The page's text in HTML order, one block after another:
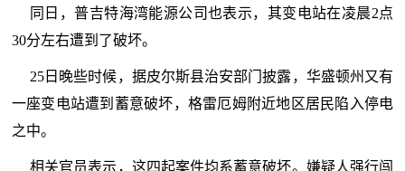
同日，普吉特海湾能源公司也表示，其变电站在凌晨2点
30分左右遭到了破坏。
25日晚些时候，据皮尔斯县治安部门披露，华盛顿州又有
一座变电站遭到蓄意破坏，格雷厄姆附近地区居民陷入停电
之中。
相关官员表示，这四起案件均系蓄意破坏。嫌疑人强行闯